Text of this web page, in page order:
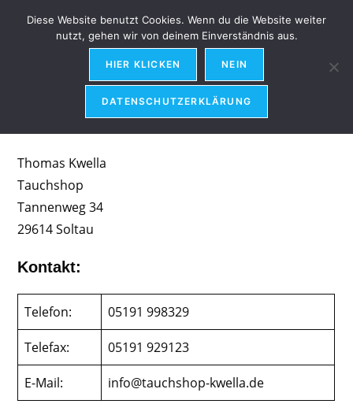
Menü
Thomas Kwella
Tauchshop
Tannenweg 34
29614 Soltau
Kontakt:
Telefon: 05191 998329
Telefax: 05191 929123
E-Mail: info@tauchshop-kwella.de
Diese Website benutzt Cookies. Wenn du die Website weiter
nutzt, gehen wir von deinem Einverständnis aus.
HIER KLICKEN NEIN
DATENSCHUTZERKLÄRUNG